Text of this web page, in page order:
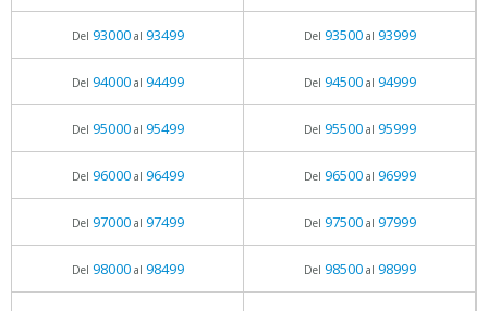
Del 93000al 93499 Del 93500al 93999
Del 94000al 94499 Del 94500al 94999
Del 95000al 95499 Del 95500al 95999
Del 96000al 96499 Del 96500al 96999
Del 97000al 97499 Del 97500al 97999
Del 98000al 98499 Del 98500al 98999